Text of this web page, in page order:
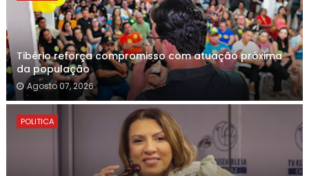
Tibério reforça compromisso com atuação próxima
da população
Agosto 07, 2026
POLITICA